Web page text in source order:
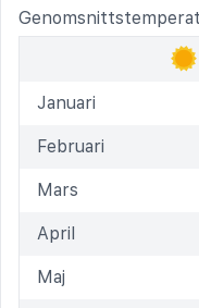
Januari
Februari
Mars
April
Maj